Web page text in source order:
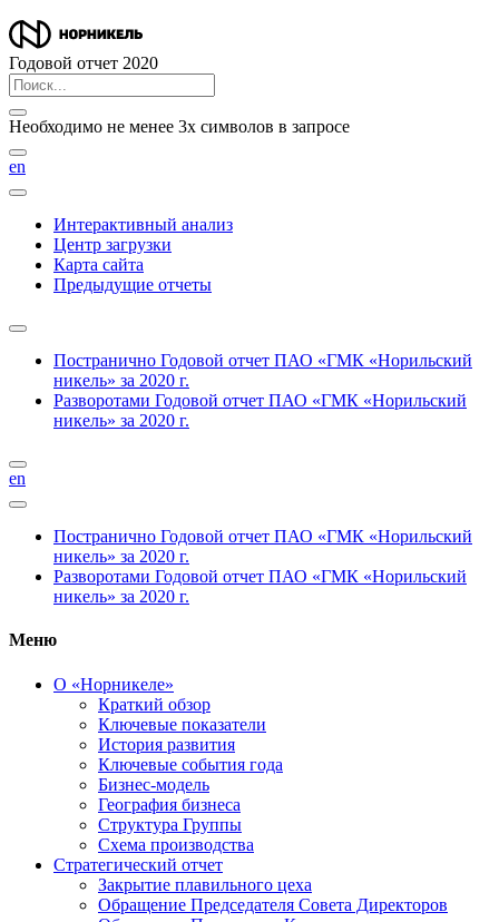
Годовой отчет 2020
Необходимо не менее 3х символов в запросе
en
Интерактивный анализ
Центр загрузки
Карта сайта
Предыдущие отчеты
Постранично Годовой отчет ПАО «ГМК «Норильский
никель» за 2020 г.
Разворотами Годовой отчет ПАО «ГМК «Норильский
никель» за 2020 г.
en
Постранично Годовой отчет ПАО «ГМК «Норильский
никель» за 2020 г.
Разворотами Годовой отчет ПАО «ГМК «Норильский
никель» за 2020 г.
Меню
О «Норникеле»
Краткий обзор
Ключевые показатели
История развития
Ключевые события года
Бизнес-модель
География бизнеса
Структура Группы
Схема производства
Стратегический отчет
Закрытие плавильного цеха
Обращение Председателя Совета Директоров